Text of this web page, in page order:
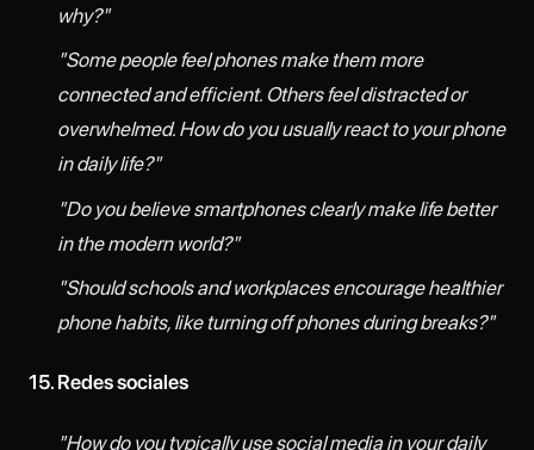
why?"
"Some people feel phones make them more
connected and efficient. Others feel distracted or
overwhelmed. How do you usually react to your phone
in daily life?"
"Do you believe smartphones clearly make life better
in the modern world?"
"Should schools and workplaces encourage healthier
phone habits, like turning off phones during breaks?"
15. Redes sociales
"How do you typically use social media in your daily